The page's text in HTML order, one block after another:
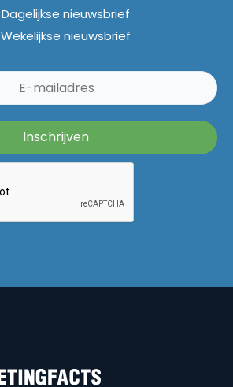
Dagelijkse nieuwsbrief
Wekelijkse nieuwsbrief